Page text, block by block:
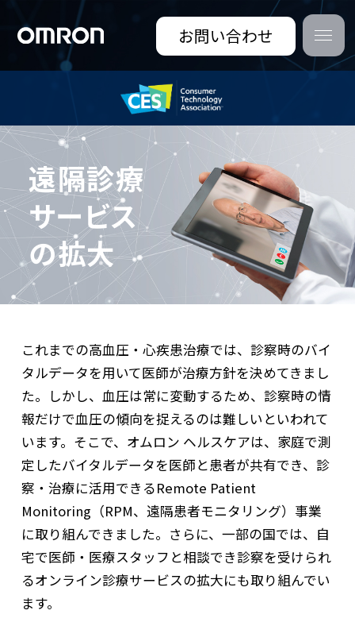
お問い合わせ
遠隔診療
サービス
の拡大
これまでの高血圧・心疾患治療では、診察時のバイ
タルデータを用いて医師が治療方針を決めてきまし
た。しかし、血圧は常に変動するため、診察時の情
報だけで血圧の傾向を捉えるのは難しいといわれて
います。そこで、オムロン ヘルスケアは、家庭で測
定したバイタルデータを医師と患者が共有でき、診
察・治療に活用できるRemote Patient
Monitoring（RPM、遠隔患者モニタリング）事業
に取り組んできました。さらに、一部の国では、自
宅で医師・医療スタッフと相談でき診察を受けられ
るオンライン診療サービスの拡大にも取り組んでい
ます。